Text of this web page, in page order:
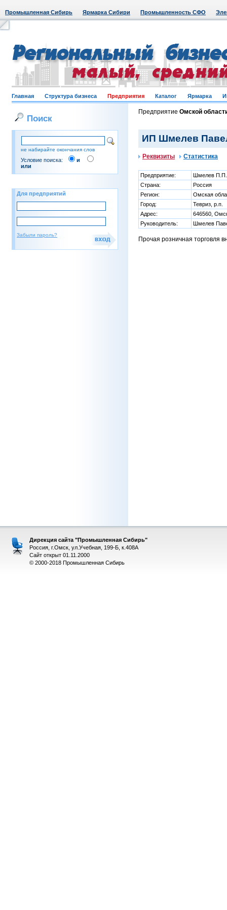
Промышленная Сибирь Ярмарка Сибири Промышленность СФО
Главная Структура бизнеса Предприятия Каталог Ярмарка
Поиск
не набирайте окончания слов
Условие поиска:
и
или
Для предприятий
Забыли пароль?
Предприятие Омской
ИП Шмелев
Реквизиты Статистика
Предприятие:
Шмелев
Страна:
Россия
Регион:
Омская
Город:
Тевриз, р.п.
Адрес:
646560,
Руководитель:
Шмелев
Прочая розничная торговля
Дирекция сайта "Промышленная Сибирь"
Россия, г.Омск, ул.Учебная, 199-Б, к.408А
Сайт открыт 01.11.2000
© 2000-2018 Промышленная Сибирь